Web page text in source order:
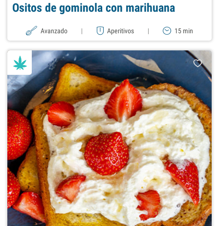
Ositos de gominola con marihuana
Avanzado | Aperitivos | 15 min